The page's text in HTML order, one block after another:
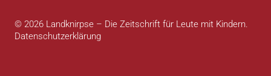
© 2026 Landknirpse – Die Zeitschrift für Leute mit Kindern.
Datenschutzerklärung